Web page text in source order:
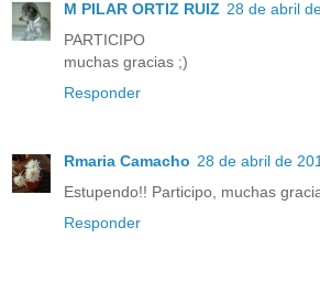
M PILAR ORTIZ RUIZ 28 de abril
PARTICIPO
muchas gracias ;)
Responder
Rmaria Camacho 28 de abril de
Estupendo!! Participo, muchas
Responder